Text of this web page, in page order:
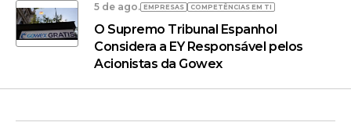
5 de ago. EMPRESAS COMPETÊNCIAS EM TI
O Supremo Tribunal Espanhol
Considera a EY Responsável pelos
Acionistas da Gowex